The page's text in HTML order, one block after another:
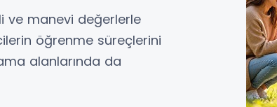
ve manevi değerlerle
öğrenme süreçlerini
alanlarında da